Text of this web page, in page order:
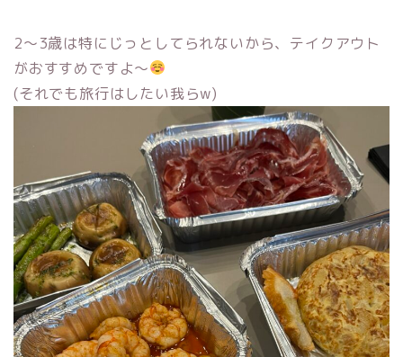
2〜3歳は特にじっとしてられないから、テイクアウト
がおすすめですよ〜
(それでも旅行はしたい我らw)